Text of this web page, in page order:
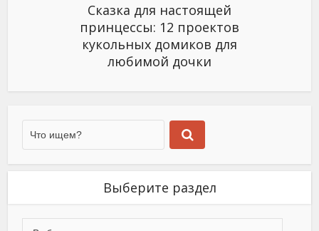
Сказка для настоящей
принцессы: 12 проектов
кукольных домиков для
любимой дочки
Выберите раздел